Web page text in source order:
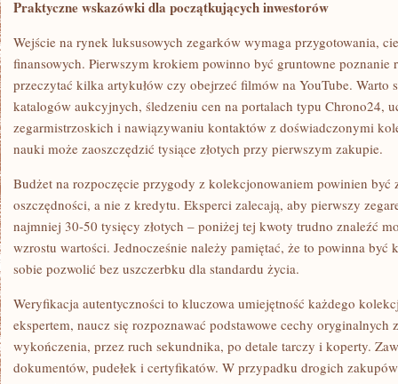
Praktyczne wskazówki dla początkujących inwestorów
Wejście na rynek luksusowych zegarków wymaga przygotowania,
finansowych. Pierwszym krokiem powinno być gruntowne poznanie
przeczytać kilka artykułów czy obejrzeć filmów na YouTube. Warto
katalogów aukcyjnych, śledzeniu cen na portalach typu Chrono24,
zegarmistrzoskich i nawiązywaniu kontaktów z doświadczonymi
nauki może zaoszczędzić tysiące złotych przy pierwszym zakupie.
Budżet na rozpoczęcie przygody z kolekcjonowaniem powinien być
oszczędności, a nie z kredytu. Eksperci zalecają, aby pierwszy
najmniej 30-50 tysięcy złotych – poniżej tej kwoty trudno znaleźć
wzrostu wartości. Jednocześnie należy pamiętać, że to powinna być
sobie pozwolić bez uszczerbku dla standardu życia.
Weryfikacja autentyczności to kluczowa umiejętność każdego
ekspertem, naucz się rozpoznawać podstawowe cechy oryginalnych
wykończenia, przez ruch sekundnika, po detale tarczy i koperty.
dokumentów, pudełek i certyfikatów. W przypadku drogich